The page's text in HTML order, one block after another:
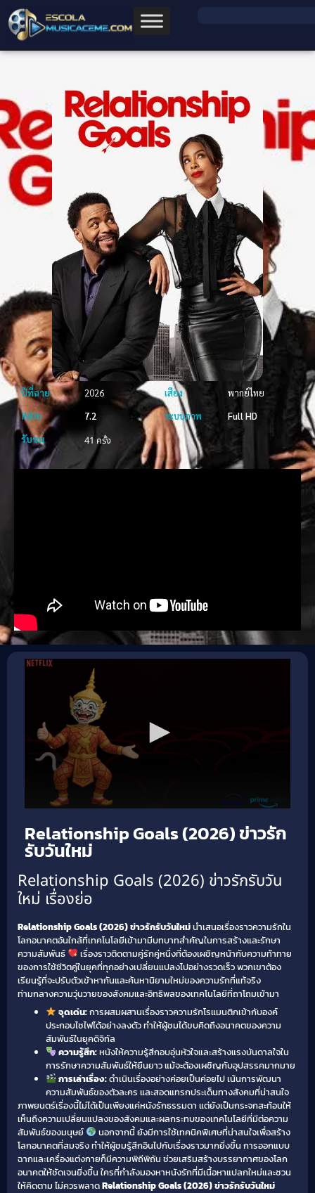
ปีที่ฉาย 2026 เสียง
พากย์ไทย
IMDb
7.2 ระบบภาพ
Full HD
รับชม
41 ครั้ง
Relationship Goals (2026) ข่าวรัก
รับวันใหม่
Relationship Goals (2026) ข่าวรักรับวัน
ใหม่ เรื่องย่อ
Relationship Goals (2026) ข่าวรักรับวันใหม่นำเสนอเรื่องราวความรักใน
โลกอนาคตอันใกล้ที่เทคโนโลยีเข้ามามีบทบาทสำคัญในการสร้างและรักษา
ความสัมพันธ์
เรื่องราวติดตามคู่รักคู่หนึ่งที่ต้องเผชิญหน้ากับความท้าทาย
ของการใช้ชีวิตคู่ในยุคที่ทุกอย่างเปลี่ยนแปลงไปอย่างรวดเร็ว พวกเขาต้อง
เรียนรู้ที่จะปรับตัวเข้าหากันและค้นหานิยามใหม่ของความรักที่แท้จริง
ท่ามกลางความวุ่นวายของสังคมและอิทธิพลของเทคโนโลยีที่ถาโถมเข้ามา
จุดเด่น:การผสมผสานเรื่องราวความรักโรแมนติกเข้ากับองค์
ประกอบไซไฟได้อย่างลงตัว ทำให้ผู้ชมได้ขบคิดถึงอนาคตของความ
สัมพันธ์ในยุคดิจิทัล
ความรู้สึก:หนังให้ความรู้สึกอบอุ่นหัวใจและสร้างแรงบันดาลใจใน
การรักษาความสัมพันธ์ให้ยืนยาว แม้จะต้องเผชิญกับอุปสรรคมากมาย
การเล่าเรื่อง:ดำเนินเรื่องอย่างค่อยเป็นค่อยไป เน้นการพัฒนา
ความสัมพันธ์ของตัวละคร และสอดแทรกประเด็นทางสังคมที่น่าสนใจ
ภาพยนตร์เรื่องนี้ไม่ได้เป็นเพียงแค่หนังรักธรรมดา แต่ยังเป็นกระจกสะท้อนให้
เห็นถึงความเปลี่ยนแปลงของสังคมและผลกระทบของเทคโนโลยีที่มีต่อความ
สัมพันธ์ของมนุษย์
นอกจากนี้ ยังมีการใช้เทคนิคพิเศษที่น่าสนใจเพื่อสร้าง
โลกอนาคตที่สมจริง ทำให้ผู้ชมรู้สึกอินไปกับเรื่องราวมากยิ่งขึ้น การออกแบบ
ฉากและเครื่องแต่งกายก็มีความพิถีพิถัน ช่วยเสริมสร้างบรรยากาศของโลก
อนาคตให้ชัดเจนยิ่งขึ้น ใครที่กำลังมองหาหนังรักที่มีเนื้อหาแปลกใหม่และชวน
ให้คิดตาม ไม่ควรพลาดRelationship Goals (2026) ข่าวรักรับวันใหม่